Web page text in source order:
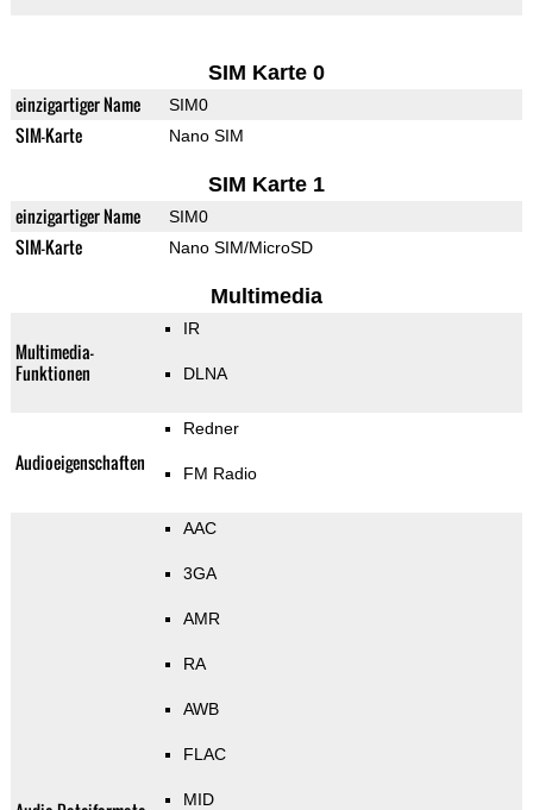
SIM Karte 0
einzigartiger Name SIM0
SIM-Karte Nano SIM
SIM Karte 1
einzigartiger Name SIM0
SIM-Karte Nano SIM/MicroSD
Multimedia
Multimedia-
Funktionen
IR
DLNA
Audioeigenschaften
Redner
FM Radio
AAC
3GA
AMR
RA
AWB
FLAC
MID